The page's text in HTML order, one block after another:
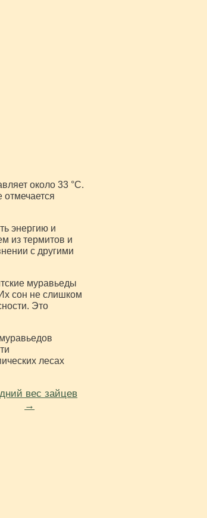
около 33 °C.
энергию и
из термитов и
с другими
муравьеды
сон не слишком
Это
лесах
вес зайцев
→